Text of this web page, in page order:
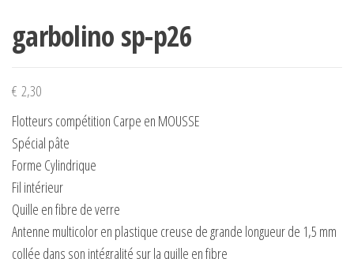
garbolino sp-p26
€ 2,30
Flotteurs compétition Carpe en MOUSSE
Spécial pâte
Forme Cylindrique
Fil intérieur
Quille en fibre de verre
Antenne multicolor en plastique creuse de grande longueur de 1,5 mm
collée dans son intégralité sur la quille en fibre